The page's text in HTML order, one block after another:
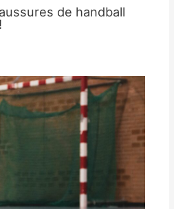
de handball